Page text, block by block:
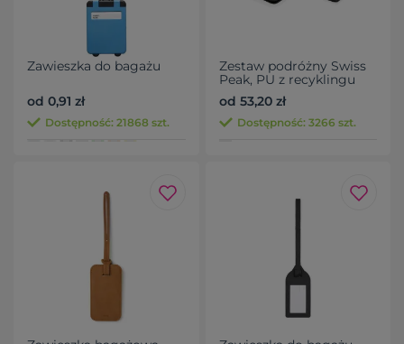
Zawieszka do bagażu
od 0,91 zł
Dostępność: 21868 szt.
Zestaw podróżny Swiss
Peak, PU z recyklingu
od 53,20 zł
Dostępność: 3266 szt.